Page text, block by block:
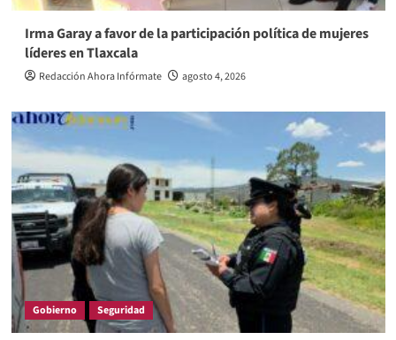
Irma Garay a favor de la participación política de mujeres
líderes en Tlaxcala
Redacción Ahora Infórmate agosto 4, 2026
Gobierno Seguridad